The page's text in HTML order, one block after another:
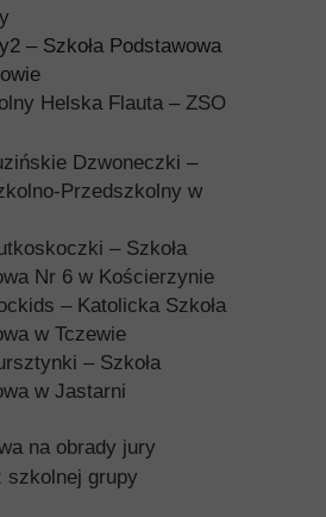
– Szkoła Podstawowa
Helska Flauta – ZSO
Dzwoneczki –
Przedszkolny w
– Szkoła
Nr 6 w Kościerzynie
– Katolicka Szkoła
w Tczewie
– Szkoła
w Jastarni
na obrady jury
szkolnej grupy